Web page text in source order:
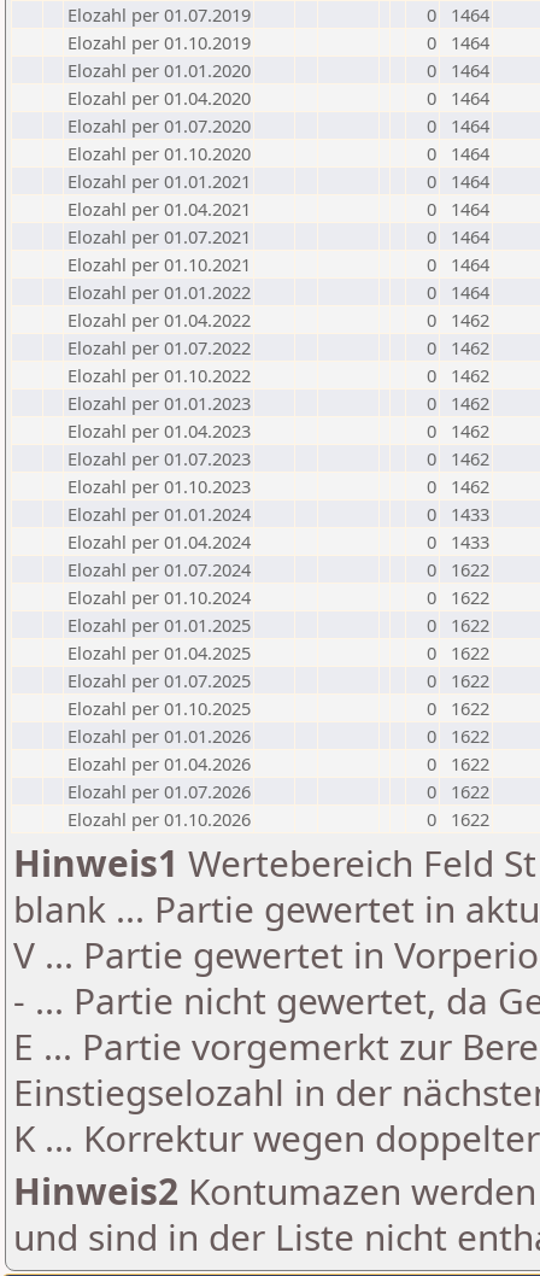
Elozahl per 01.07.2019
0
1464
Elozahl per 01.10.2019
0
1464
Elozahl per 01.01.2020
0
1464
Elozahl per 01.04.2020
0
1464
Elozahl per 01.07.2020
0
1464
Elozahl per 01.10.2020
0
1464
Elozahl per 01.01.2021
0
1464
Elozahl per 01.04.2021
0
1464
Elozahl per 01.07.2021
0
1464
Elozahl per 01.10.2021
0
1464
Elozahl per 01.01.2022
0
1464
Elozahl per 01.04.2022
0
1462
Elozahl per 01.07.2022
0
1462
Elozahl per 01.10.2022
0
1462
Elozahl per 01.01.2023
0
1462
Elozahl per 01.04.2023
0
1462
Elozahl per 01.07.2023
0
1462
Elozahl per 01.10.2023
0
1462
Elozahl per 01.01.2024
0
1433
Elozahl per 01.04.2024
0
1433
Elozahl per 01.07.2024
0
1622
Elozahl per 01.10.2024
0
1622
Elozahl per 01.01.2025
0
1622
Elozahl per 01.04.2025
0
1622
Elozahl per 01.07.2025
0
1622
Elozahl per 01.10.2025
0
1622
Elozahl per 01.01.2026
0
1622
Elozahl per 01.04.2026
0
1622
Elozahl per 01.07.2026
0
1622
Elozahl per 01.10.2026
0 1622
Hinweis1 Wertebereich Feld
blank ... Partie gewertet in
V ... Partie gewertet in
- ... Partie nicht gewertet, da
E ... Partie vorgemerkt zur
Einstiegselozahl in der
K ... Korrektur wegen
Hinweis2 Kontumazen
und sind in der Liste nicht